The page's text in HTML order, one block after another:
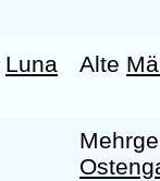
Luna Alte